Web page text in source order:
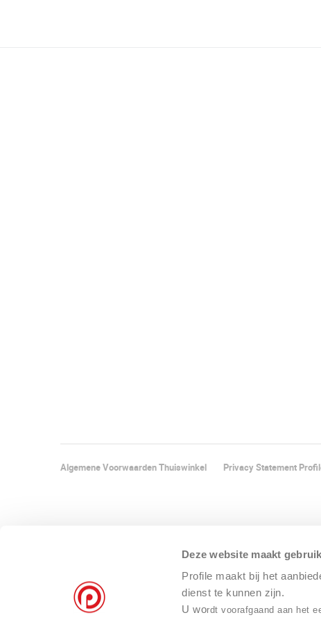
Deze website maakt
Profile maakt bij het
dienst te kunnen zijn.
U wordt voorafgaand aan het
Algemene Voorwaarden Thuiswinkel Privacy Statement